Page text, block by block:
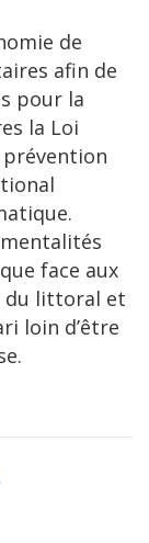
de
afin de
pour la
la Loi
face aux
du littoral et
loin d’être